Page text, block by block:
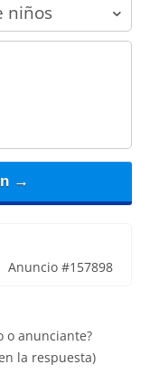
→
Anuncio #157898
o anunciante?
la respuesta)